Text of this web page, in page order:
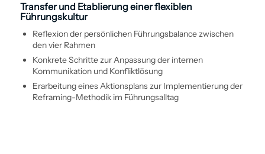
Transfer und Etablierung einer flexiblen
Führungskultur
Reflexion der persönlichen Führungsbalance zwischen
den vier Rahmen
Konkrete Schritte zur Anpassung der internen
Kommunikation und Konflikt­lösung
Erarbeitung eines Aktionsplans zur Implementierung der
Reframing-Methodik im Führungsalltag